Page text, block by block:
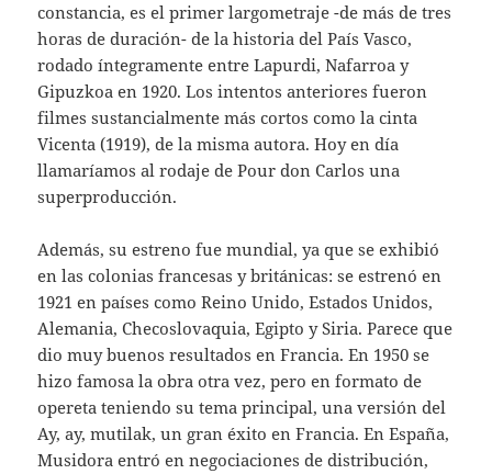
constancia, es el primer largometraje -de más de tres
horas de duración- de la historia del País Vasco,
rodado íntegramente entre Lapurdi, Nafarroa y
Gipuzkoa en 1920. Los intentos anteriores fueron
filmes sustancialmente más cortos como la cinta
Vicenta (1919), de la misma autora. Hoy en día
llamaríamos al rodaje de Pour don Carlos una
superproducción.
Además, su estreno fue mundial, ya que se exhibió
en las colonias francesas y británicas: se estrenó en
1921 en países como Reino Unido, Estados Unidos,
Alemania, Checoslovaquia, Egipto y Siria. Parece que
dio muy buenos resultados en Francia. En 1950 se
hizo famosa la obra otra vez, pero en formato de
opereta teniendo su tema principal, una versión del
Ay, ay, mutilak, un gran éxito en Francia. En España,
Musidora entró en negociaciones de distribución,